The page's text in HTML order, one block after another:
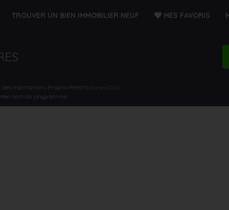
TROUVER UN BIEN IMMOBILIER NEUF MES FAVORIS
estimations Proprio Prem’s (Voir nos CGU)
nom du programme.